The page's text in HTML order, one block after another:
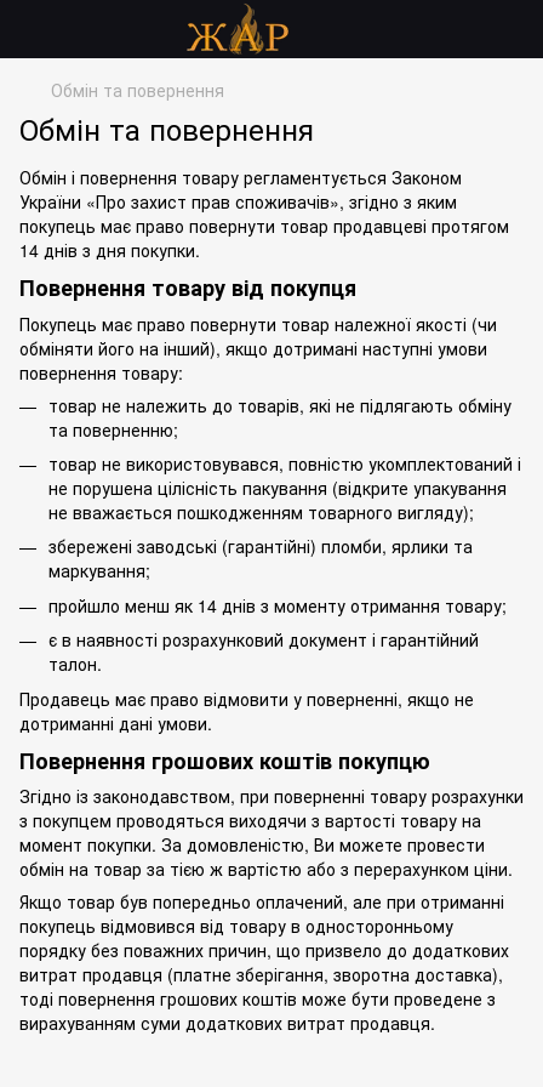
Обмін та повернення
Обмін та повернення
Обмін і повернення товару регламентується Законом
України «Про захист прав споживачів», згідно з яким
покупець має право повернути товар продавцеві протягом
14 днів з дня покупки.
Повернення товару від покупця
Покупець має право повернути товар належної якості (чи
обміняти його на інший), якщо дотримані наступні умови
повернення товару:
товар не належить до товарів, які не підлягають обміну
та поверненню;
товар не використовувався, повністю укомплектований і
не порушена цілісність пакування (відкрите упакування
не вважається пошкодженням товарного вигляду);
збережені заводські (гарантійні) пломби, ярлики та
маркування;
пройшло менш як 14 днів з моменту отримання товару;
є в наявності розрахунковий документ і гарантійний
талон.
Продавець має право відмовити у поверненні, якщо не
дотриманні дані умови.
Повернення грошових коштів покупцю
Згідно із законодавством, при поверненні товару розрахунки
з покупцем проводяться виходячи з вартості товару на
момент покупки. За домовленістю, Ви можете провести
обмін на товар за тією ж вартістю або з перерахунком ціни.
Якщо товар був попередньо оплачений, але при отриманні
покупець відмовився від товару в односторонньому
порядку без поважних причин, що призвело до додаткових
витрат продавця (платне зберігання, зворотна доставка),
тоді повернення грошових коштів може бути проведене з
вирахуванням суми додаткових витрат продавця.